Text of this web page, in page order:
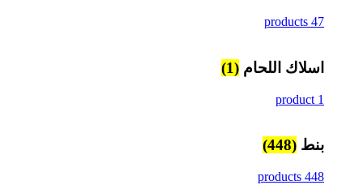
47 products
اسلاك اللحام (1)
1 product
بنط (448)
448 products